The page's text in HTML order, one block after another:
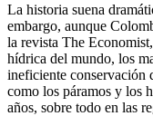
La historia suena
embargo, aunque
la revista The
hídrica del mundo, los
ineficiente conservación
como los páramos y los
años, sobre todo en las